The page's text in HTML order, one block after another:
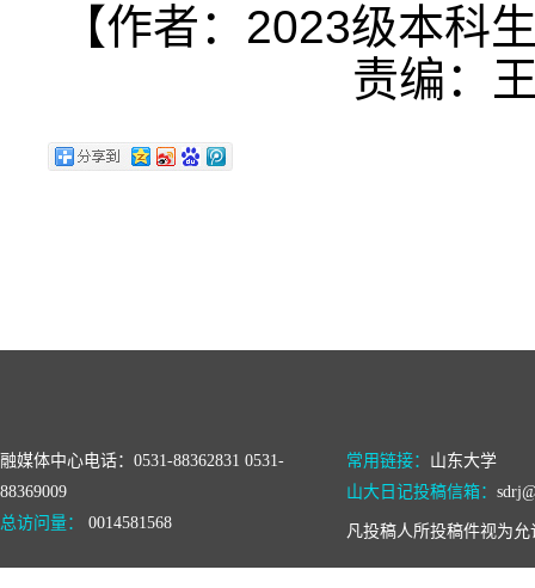
【作者：2023级本科
责编：
融媒体中心电话：0531-88362831 0531-
88369009
常用链接： 山东大学
山大日记投稿信箱：
总访问量：
0014581568 凡投稿人所投稿件视为